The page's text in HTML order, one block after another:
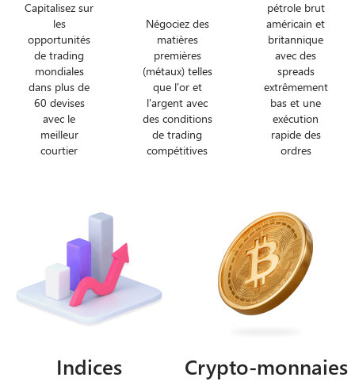
Capitalisez sur
les
opportunités
de trading
mondiales
dans plus de
60 devises
avec le
meilleur
courtier
Négociez des
matières
premières
(métaux) telles
que l'or et
l'argent avec
des conditions
de trading
compétitives
pétrole brut
américain et
britannique
avec des
spreads
extrêmement
bas et une
exécution
rapide des
ordres
Indices Crypto-monnaies